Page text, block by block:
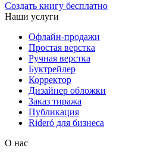
Создать книгу бесплатно
Наши услуги
Офлайн-продажи
Простая верстка
Ручная верстка
Буктрейлер
Корректор
Дизайнер обложки
Заказ тиража
Публикация
Rideró для бизнеса
О нас